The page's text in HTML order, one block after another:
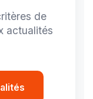
de
actualités